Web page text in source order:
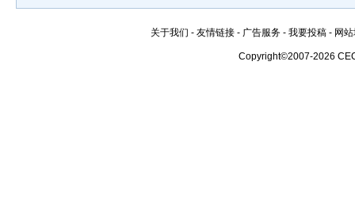
关于我们 - 友情链接 - 广告服务 - 我要投稿 - 网
Copyright©2007-2026